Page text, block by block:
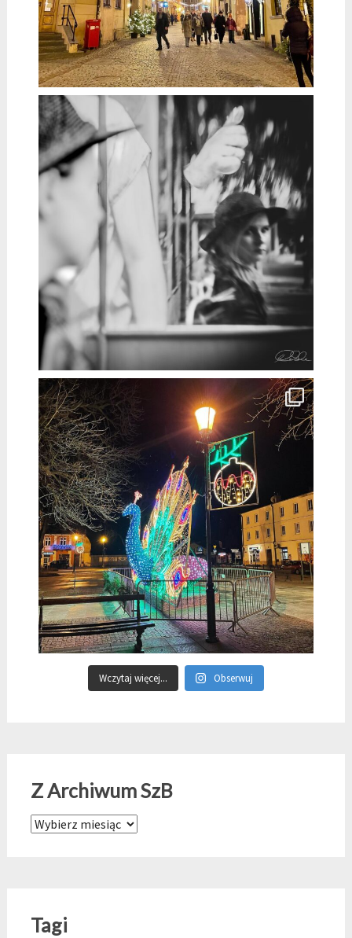
Wczytaj więcej... Obserwuj
Z Archiwum SzB
Z Archiwum SzB
Tagi